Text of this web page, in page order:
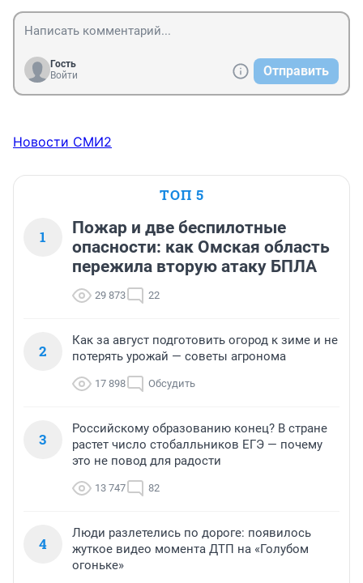
Гость
Войти
Отправить
Новости СМИ2
ТОП 5
1
Пожар и две беспилотные
опасности: как Омская область
пережила вторую атаку БПЛА
29 873 22
2
Как за август подготовить огород к зиме и не
потерять урожай — советы агронома
17 898 Обсудить
3
Российскому образованию конец? В стране
растет число стобалльников ЕГЭ — почему
это не повод для радости
13 747 82
4
Люди разлетелись по дороге: появилось
жуткое видео момента ДТП на «Голубом
огоньке»